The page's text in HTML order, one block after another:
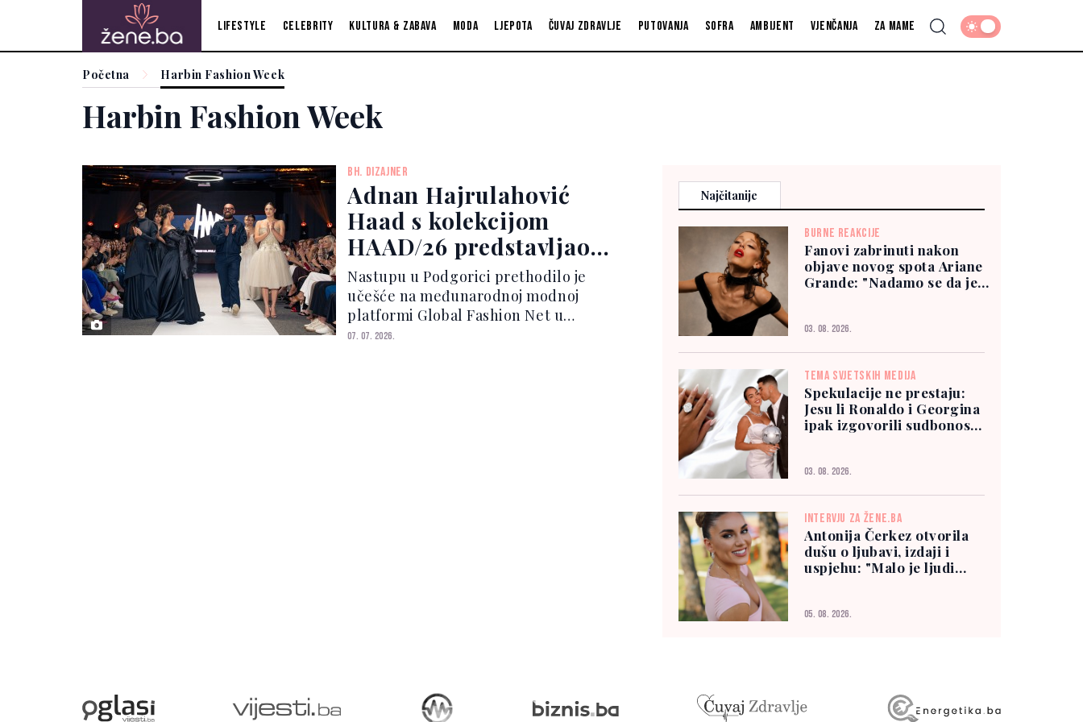
Lifestyle Celebrity Kultura & zabava Moda Ljepota Čuvaj zdravlje Putovanja Sofra Ambijent Vjenčanja Za mame
Početna Harbin Fashion Week
Harbin Fashion Week
BH. DIZAJNER
Adnan Hajrulahović
Haad s kolekcijom
HAAD/26 predstavljao
Bosnu i Hercegovinu u
Podgorici i Košicama
Nastupu u Podgorici prethodilo je
učešće na međunarodnoj modnoj
platformi Global Fashion Net u
Košicama (Slovačka), gdje je Haad
07. 07. 2026.
Najčitanije
BURNE REAKCIJE
Fanovi zabrinuti nakon
objave novog spota Ariane
Grande: "Nadamo se da je
03. 08. 2026.
TEMA SVJETSKIH MEDIJA
Spekulacije ne prestaju:
Jesu li Ronaldo i Georgina
ipak izgovorili sudbonosno
03. 08. 2026.
INTERVJU ZA ŽENE.BA
Antonija Čerkez otvorila
dušu o ljubavi, izdaji i
uspjehu: "Malo je ljudi
05. 08. 2026.